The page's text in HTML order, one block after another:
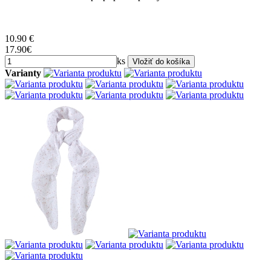
10.90 €
17.90€
ks
Varianty